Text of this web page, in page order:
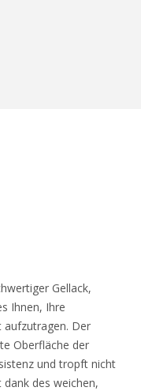
Gellack,
Ihnen, Ihre
aufzutragen. Der
Oberfläche der
und tropft nicht
des weichen,